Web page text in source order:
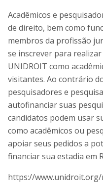
Acadêmicos e
de direito, bem como
membros da profissão
se inscrever para
UNIDROIT como
visitantes. Ao contrário
pesquisadores e
autofinanciar suas
candidatos podem usar
como acadêmicos ou
apoiar seus pedidos a
financiar sua estadia em
https://